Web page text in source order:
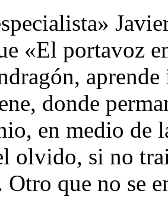
«El portavoz
donde
en medio de
olvido, si no
Otro que no se